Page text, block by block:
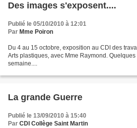
Des images s'exposent....
Publié le 05/10/2010 à 12:01
Par Mme Poiron
Du 4 au 15 octobre, exposition au CDI des
Arts plastiques, avec Mme Raymond.
semaine....
La grande Guerre
Publié le 13/09/2010 à 15:40
Par CDI Collège Saint Martin